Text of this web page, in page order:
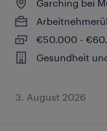
Garching bei
€50.000 -
Gesundheit
3. August 2026